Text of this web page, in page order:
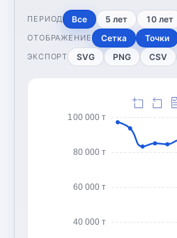
ПЕРИОД Все 5 лет 10 лет
ОТОБРАЖЕНИЕ Сетка Точки
ЭКСПОРТ SVG PNG CSV
40 000 т
60 000 т
80 000 т
100 000 т